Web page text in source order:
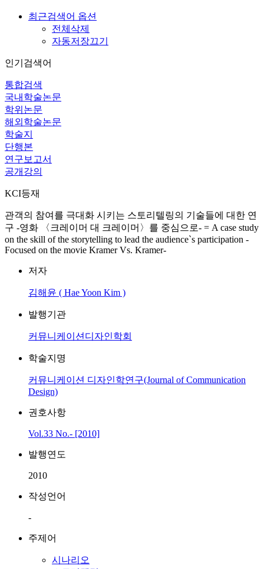
최근검색어 옵션
전체삭제
자동저장끄기
인기검색어
통합검색
국내학술논문
학위논문
해외학술논문
학술지
단행본
연구보고서
공개강의
KCI등재
관객의 참여를 극대화 시키는 스토리텔링의 기술들에 대한 연
구 -영화 〈크레이머 대 크레이머〉를 중심으로- = A case study
on the skill of the storytelling to lead the audience`s participation -
Focused on the movie Kramer Vs. Kramer-
저자
김해윤 ( Hae Yoon Kim )
발행기관
커뮤니케이션디자인학회
학술지명
커뮤니케이션 디자인학연구(Journal of Communication
Design)
권호사항
Vol.33 No.- [2010]
발행연도
2010
작성언어
-
주제어
시나리오